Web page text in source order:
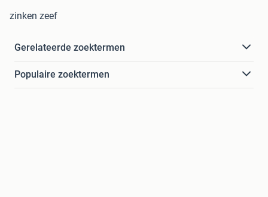
zinken zeef
Gerelateerde zoektermen
Populaire zoektermen